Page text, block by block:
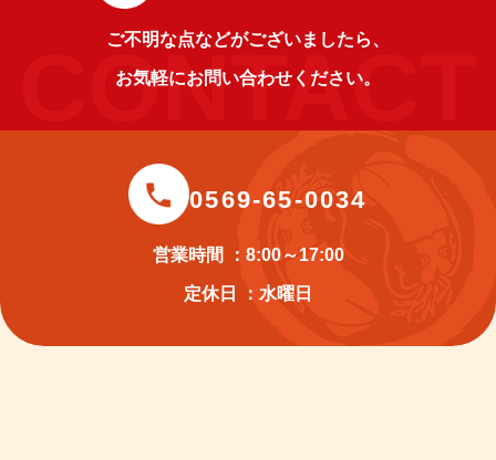
ご不明な点などがございましたら、
お気軽にお問い合わせください。
0569-65-0034
営業時間 ：8:00～17:00
定休日 ：水曜日